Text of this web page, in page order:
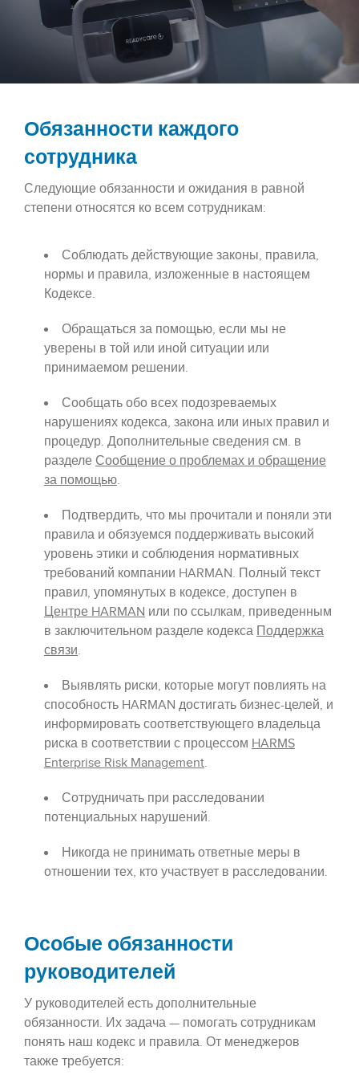
Обязанности каждого
сотрудника
Следующие обязанности и ожидания в равной
степени относятся ко всем сотрудникам:
Соблюдать действующие законы, правила,
нормы и правила, изложенные в настоящем
Кодексе.
Обращаться за помощью, если мы не
уверены в той или иной ситуации или
принимаемом решении.
Сообщать обо всех подозреваемых
нарушениях кодекса, закона или иных правил и
процедур. Дополнительные сведения см. в
разделе Сообщение о проблемах и обращение
за помощью.
Подтвердить, что мы прочитали и поняли эти
правила и обязуемся поддерживать высокий
уровень этики и соблюдения нормативных
требований компании HARMAN. Полный текст
правил, упомянутых в кодексе, доступен в
Центре HARMAN или по ссылкам, приведенным
в заключительном разделе кодекса Поддержка
связи.
Выявлять риски, которые могут повлиять на
способность HARMAN достигать бизнес-целей, и
информировать соответствующего владельца
риска в соответствии с процессом HARMS
Enterprise Risk Management.
Сотрудничать при расследовании
потенциальных нарушений.
Никогда не принимать ответные меры в
отношении тех, кто участвует в расследовании.
Особые обязанности
руководителей
У руководителей есть дополнительные
обязанности. Их задача — помогать сотрудникам
понять наш кодекс и правила. От менеджеров
также требуется: